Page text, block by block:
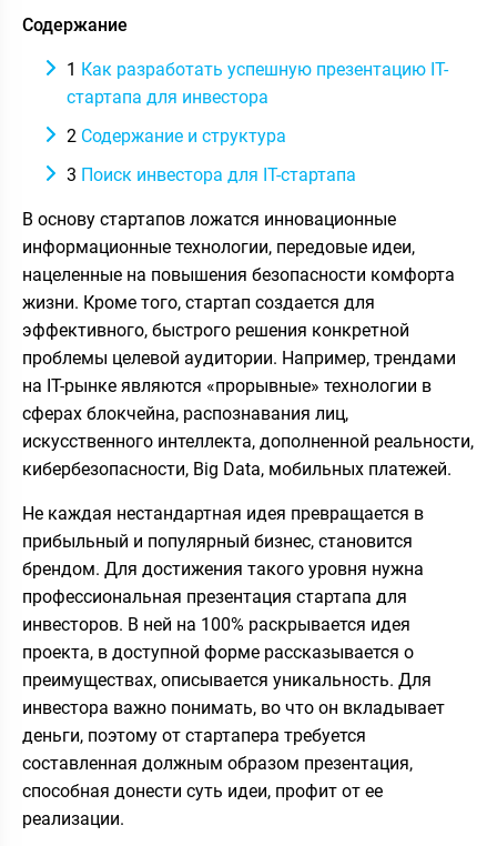
Содержание
1 Как разработать успешную презентацию IT-
стартапа для инвестора
2 Содержание и структура
3 Поиск инвестора для IT-стартапа
В основу стартапов ложатся инновационные
информационные технологии, передовые идеи,
нацеленные на повышения безопасности комфорта
жизни. Кроме того, стартап создается для
эффективного, быстрого решения конкретной
проблемы целевой аудитории. Например, трендами
на IT-рынке являются «прорывные» технологии в
сферах блокчейна, распознавания лиц,
искусственного интеллекта, дополненной реальности,
кибербезопасности, Big Data, мобильных платежей.
Не каждая нестандартная идея превращается в
прибыльный и популярный бизнес, становится
брендом. Для достижения такого уровня нужна
профессиональная презентация стартапа для
инвесторов. В ней на 100% раскрывается идея
проекта, в доступной форме рассказывается о
преимуществах, описывается уникальность. Для
инвестора важно понимать, во что он вкладывает
деньги, поэтому от стартапера требуется
составленная должным образом презентация,
способная донести суть идеи, профит от ее
реализации.